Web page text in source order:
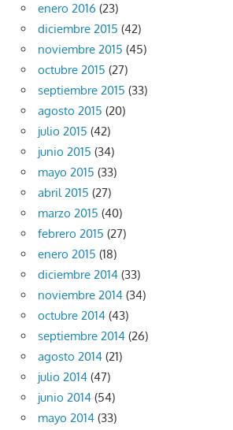
enero 2016 (23)
diciembre 2015 (42)
noviembre 2015 (45)
octubre 2015 (27)
septiembre 2015 (33)
agosto 2015 (20)
julio 2015 (42)
junio 2015 (34)
mayo 2015 (33)
abril 2015 (27)
marzo 2015 (40)
febrero 2015 (27)
enero 2015 (18)
diciembre 2014 (33)
noviembre 2014 (34)
octubre 2014 (43)
septiembre 2014 (26)
agosto 2014 (21)
julio 2014 (47)
junio 2014 (54)
mayo 2014 (33)